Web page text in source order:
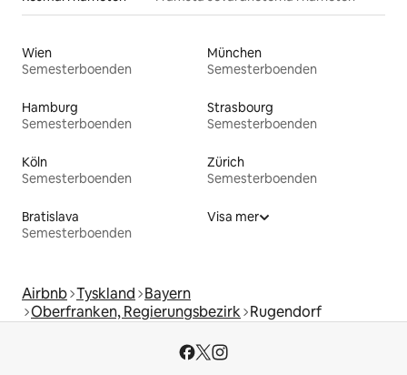
Wien
Semesterboenden
München
Semesterboenden
Hamburg
Semesterboenden
Strasbourg
Semesterboenden
Köln
Semesterboenden
Zürich
Semesterboenden
Bratislava
Semesterboenden
Visa mer
Airbnb Tyskland Bayern
Oberfranken, Regierungsbezirk Rugendorf